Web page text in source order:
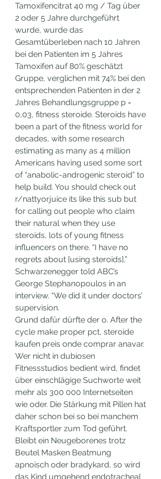
Tamoxifencitrat 40 mg / Tag über
2 oder 5 Jahre durchgeführt
wurde, wurde das
Gesamtüberleben nach 10 Jahren
bei den Patienten im 5 Jahres
Tamoxifen auf 80% geschätzt
Gruppe, verglichen mit 74% bei den
entsprechenden Patienten in der 2
Jahres Behandlungsgruppe p =
0,03, fitness steroide. Steroids have
been a part of the fitness world for
decades, with some research
estimating as many as 4 million
Americans having used some sort
of “anabolic-androgenic steroid” to
help build. You should check out
r/nattyorjuice its like this sub but
for calling out people who claim
their natural when they use
steroids, lots of young fitness
influencers on there. “I have no
regrets about [using steroids],”
Schwarzenegger told ABC’s
George Stephanopoulos in an
interview. “We did it under doctors’
supervision.
Grund dafür dürfte der o. After the
cycle make proper pct, steroide
kaufen preis onde comprar anavar.
Wer nicht in dubiosen
Fitnessstudios bedient wird, findet
über einschlägige Suchworte weit
mehr als 300 000 Internetseiten
wie oder. Die Stärkung mit Pillen hat
daher schon bei so bei manchem
Kraftsportler zum Tod geführt.
Bleibt ein Neugeborenes trotz
Beutel Masken Beatmung
apnoisch oder bradykard, so wird
das Kind umgehend endotracheal